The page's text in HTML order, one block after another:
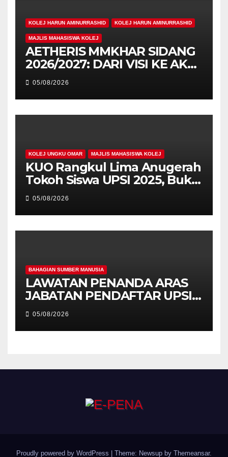
KOLEJ HARUN AMINURRASHID KOLEJ HARUN AMINURRASHID
MAJLIS MAHASISWA KOLEJ
AETHERIS MMKHAR SIDANG
2026/2027: DARI VISI KE AKSI,
MEMBINA LEGASI GENERASI
PEMIMPIN
05/08/2026
KOLEJ UNGKU OMAR MAJLIS MAHASISWA KOLEJ
KUO Rangkul Lima Anugerah
Tokoh Siswa UPSI 2025, Bukti
Kecemerlangan Mahasiswa
Holistik
05/08/2026
BAHAGIAN SUMBER MANUSIA
LAWATAN PENANDA ARAS
JABATAN PENDAFTAR UPSI
KE JABATAN PENDAFTAR
UniSZA – PERKUKUH
KERJASAMA STRATEGIK
05/08/2026
Proudly powered by WordPress | Theme: Newsup by Themeansar.